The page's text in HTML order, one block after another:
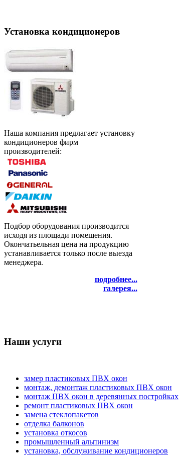
Установка кондиционеров
Наша компания предлагает установку
кондиционеров фирм
производителей:
Подбор оборудования производится
исходя из площади помещения.
Окончатьельная цена на продукцию
устанавливается только после выезда
менеджера.
подробнее...
галерея...
Наши услуги
замер пластиковых ПВХ окон
монтаж, демонтаж пластиковых ПВХ окон
монтаж ПВХ окон в деревянных постройках
ремонт пластиковых ПВХ окон
замена стеклопакетов
отделка балконов
установка откосов
промышленный альпинизм
установка, обслуживание кондиционеров